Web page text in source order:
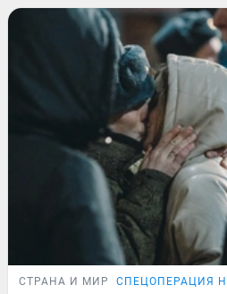
СТРАНА И МИР СПЕЦОПЕРАЦИЯ